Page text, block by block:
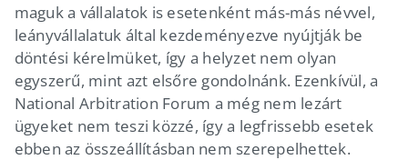
maguk a vállalatok is esetenként más-más névvel,
leányvállalatuk által kezdeményezve nyújtják be
döntési kérelmüket, így a helyzet nem olyan
egyszerű, mint azt elsőre gondolnánk. Ezenkívül, a
National Arbitration Forum a még nem lezárt
ügyeket nem teszi közzé, így a legfrissebb esetek
ebben az összeállításban nem szerepelhettek.